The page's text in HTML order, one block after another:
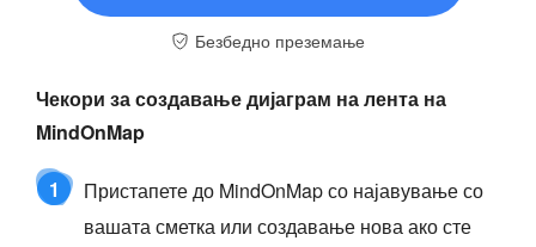
Безбедно преземање
Чекори за создавање дијаграм на лента на
MindOnMap
1
Пристапете до MindOnMap со најавување со
вашата сметка или создавање нова ако сте